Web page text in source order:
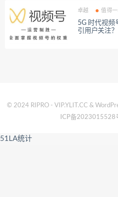
卓越 值得一
5G 时代视频
引用户关注？
© 2024 RIPRO - VIP.YLIT.CC &
ICP备2023015528
51LA统计